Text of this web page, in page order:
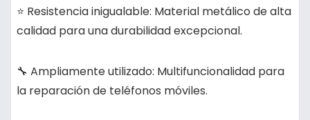
⭐ Resistencia inigualable: Material metálico de alta
calidad para una durabilidad excepcional.
🔧 Ampliamente utilizado: Multifuncionalidad para
la reparación de teléfonos móviles.